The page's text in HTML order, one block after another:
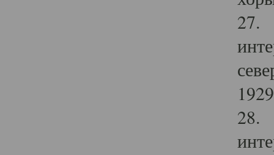
27.
28.